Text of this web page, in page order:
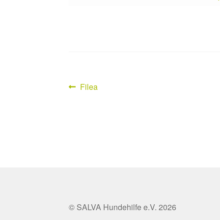
Beitragsnavigation
Vorheriger
Filea
© SALVA Hundehilfe e.V. 2026